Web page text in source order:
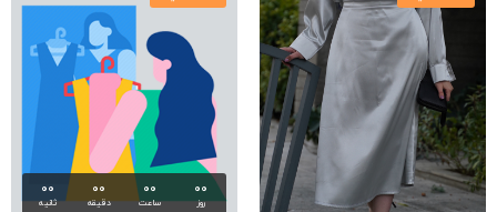
00
روز
00
ساعت
00
دقیقه
00
ثانیه